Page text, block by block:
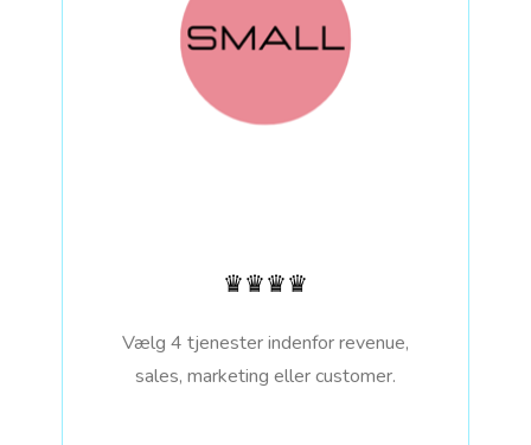
♛♛♛♛
Vælg 4 tjenester indenfor revenue,
sales, marketing eller customer.